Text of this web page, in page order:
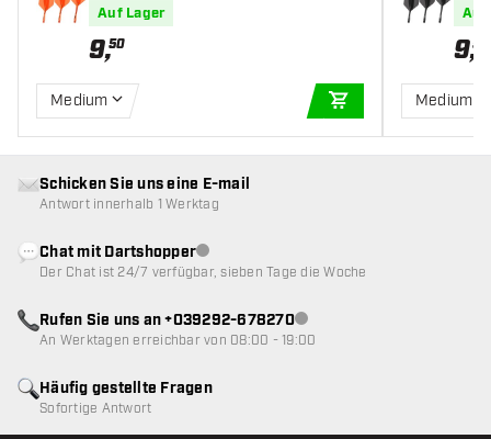
art Flights
Auf Lager
9,50
Medium
IN DEN
tAuf
9,50
Medium
Häufig gestellte Fragen
Sofortige Antwort
Schicken Sie uns eine E-mail
Antwort innerhalb 1 Werktag
Chat mit DartshopperKundenservice nicht verfügbar
Der Chat ist 24/7 verfügbar, sieben Tage die Woche
Rufen Sie uns an +039292-678270Kundenservice nicht
An Werktagen erreichbar von 08:00 - 19:00